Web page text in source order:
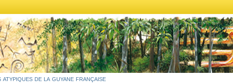
de la guyane française